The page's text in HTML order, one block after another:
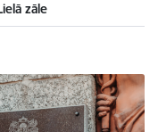
zāle